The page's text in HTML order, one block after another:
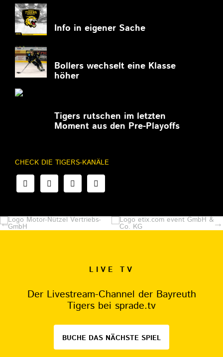
Info in eigener Sache
Bollers wechselt eine Klasse
höher
Tigers rutschen im letzten
Moment aus den Pre-Playoffs
CHECK DIE TIGERS-KANÄLE
LIVE TV
Der Livestream-Channel der Bayreuth
Tigers bei sprade.tv
BUCHE DAS NÄCHSTE SPIEL